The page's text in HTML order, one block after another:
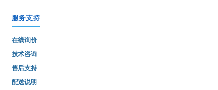
服务支持
在线询价
技术咨询
售后支持
配送说明